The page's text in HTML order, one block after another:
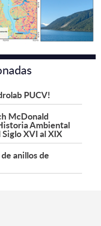
PUCV!
McDonald
Ambiental
XVI al XIX
anillos de